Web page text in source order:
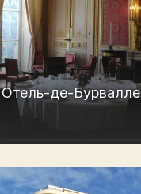
Отель-де-Бурвалле